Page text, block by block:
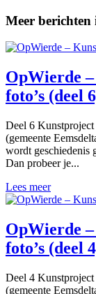
Meer berichten
OpWierde
foto’s (deel
Deel 6
(gemeente
wordt geschiedenis
Dan probeer je...
Lees meer
OpWierde
foto’s (deel
Deel 4
(gemeente